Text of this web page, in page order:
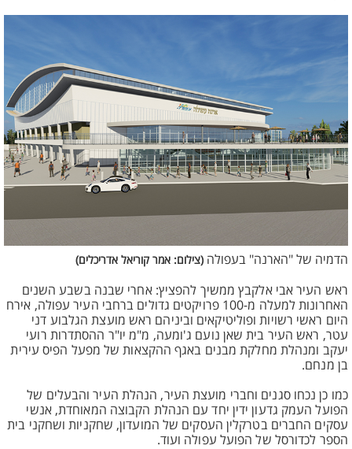
הדמיה של "הארנה" בעפולה (צילום: אמר קוריאל אדריכלים)
ראש העיר אבי אלקבץ ממשיך להפציץ: אחרי שבנה בשבע השנים
האחרונות למעלה מ-100 פרויקטים גדולים ברחבי העיר עפולה, אירח
היום ראשי רשויות ופוליטיקאים וביניהם ראש מועצת הגלבוע דני
עטר, ראש העיר בית שאן נועם ג'ומעה, מ"מ יו"ר ההסתדרות רועי
יעקב ומנהלת מחלקת מבנים באגף ההקצאות של מפעל הפיס עירית
בן מנחם.
כמו כן נכחו סגנים וחברי מועצת העיר, הנהלת העיר והבעלים של
הפועל העמק גדעון ידין יחד עם הנהלת הקבוצה המאוחדת, אנשי
עסקים החברים בטרקלין העסקים של המועדון, שחקניות ושחקני בית
הספר לכדורסל של הפועל עפולה ועוד.